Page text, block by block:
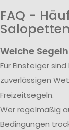
FAQ -
Salopetten
Welche
Für Einsteiger
zuverlässigen
Freizeitsegeln.
Wer regelmäßig
Bedingungen